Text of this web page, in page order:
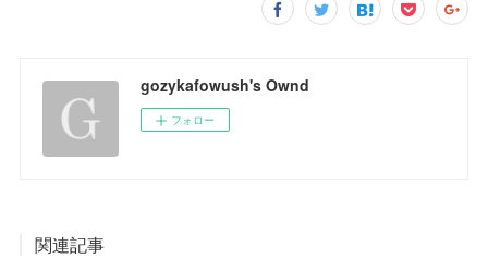
gozykafowush's Ownd
フォロー
関連記事